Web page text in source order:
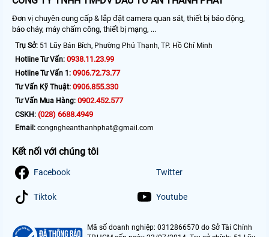
Đơn vị chuyên cung cấp & lắp đặt camera quan sát, thiết bị báo động,
báo cháy, máy chấm công, thiết bị mạng, ...
Trụ Sở: 51 Lũy Bán Bích, Phường Phú Thạnh, TP. Hồ Chí Minh
Hotline Tư Vấn: 0938.11.23.99
Hotline Tư Vấn 1: 0906.72.73.77
Tư Vấn Kỹ Thuật: 0906.855.330
Tư Vấn Mua Hàng: 0902.452.577
CSKH: (028) 6688.4949
Email: congngheanthanhphat@gmail.com
Kết nối với chúng tôi
Facebook Twitter
Tiktok Youtube
Mã số doanh nghiệp: 0312866570 do Sở Tài Chính